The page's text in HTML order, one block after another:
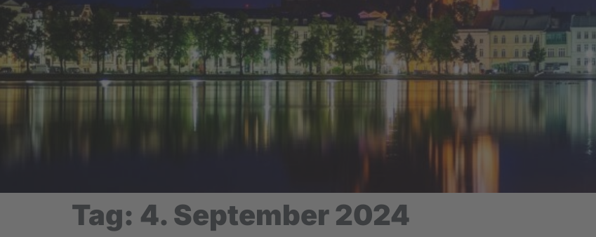
Tag: 4. September 2024